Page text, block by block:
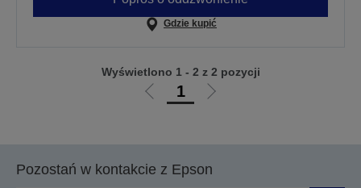
Gdzie kupić
Przejdź
1
Przejdź
Wyświetlono 1 - 2 z 2 pozycji
Pozostań w kontakcie z Epson